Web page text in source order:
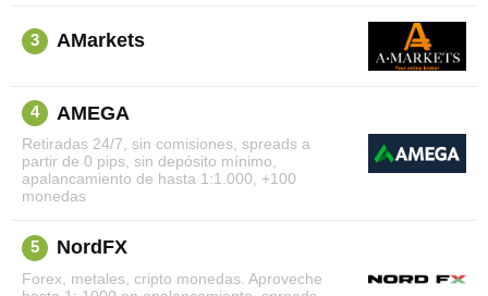
3 AMarkets
4 AMEGA
Retiradas 24/7, sin comisiones, spreads a
partir de 0 pips, sin depósito mínimo,
apalancamiento de hasta 1:1.000, +100
monedas
5 NordFX
Forex, metales, cripto monedas. Aproveche